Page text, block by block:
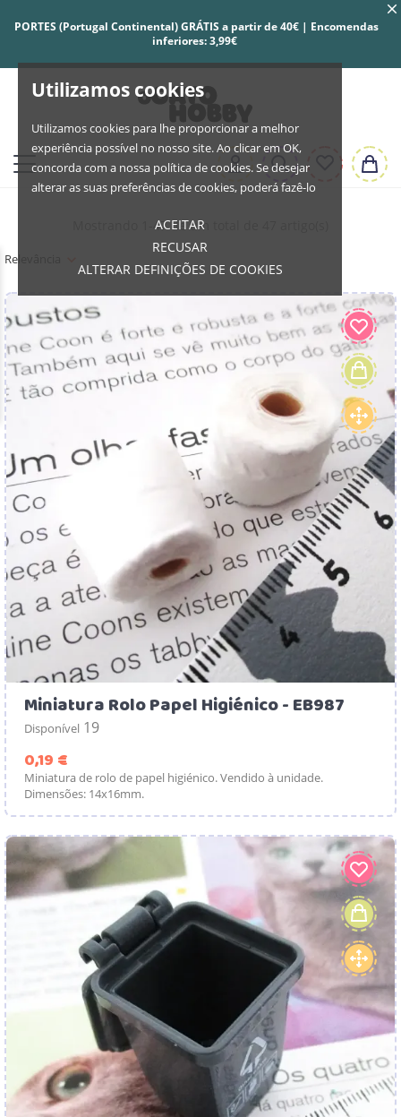
Utilizamos cookies
Utilizamos cookies para lhe proporcionar a melhor
experiência possível no nosso site. Ao clicar em OK,
concorda com a nossa política de cookies. Se desejar
alterar as suas preferências de cookies, poderá fazê-lo
ACEITAR
RECUSAR
ALTERAR DEFINIÇÕES DE COOKIES
PORTES (Portugal Continental) GRÁTIS a partir de 40€ | Encomendas
inferiores: 3,99€
Relevância
Mostrando 1-47 de um total de 47 artigo(s)
Miniatura Rolo Papel Higiénico - EB987
Disponível 19
0,19 €
Miniatura de rolo de papel higiénico. Vendido à unidade.
Dimensões: 14x16mm.